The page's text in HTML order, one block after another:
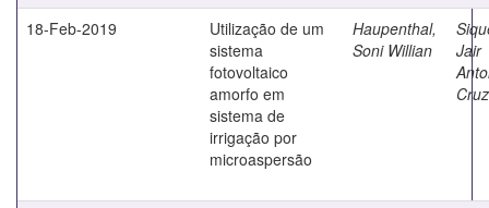
18-Feb-2019
Utilização de um
sistema
fotovoltaico
amorfo em
sistema de
irrigação por
microaspersão
Haupenthal,
Soni Willian
Jair
Cruz